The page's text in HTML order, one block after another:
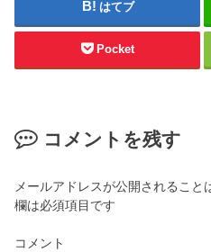
はてブ
Pocket
コメントを残す
メールアドレスが公開されること
欄は必須項目です
コメント